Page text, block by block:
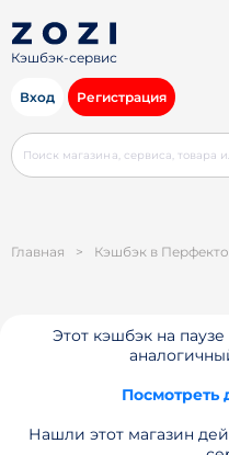
Кэшбэк-сервис
Вход Регистрация
Главная > Кэшбэк в Перфекто
Этот кэшбэк на
Посмотреть
Нашли этот магазин